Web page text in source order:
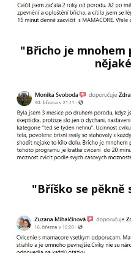
"Břicho je mnohem
"Bříško se pěkně